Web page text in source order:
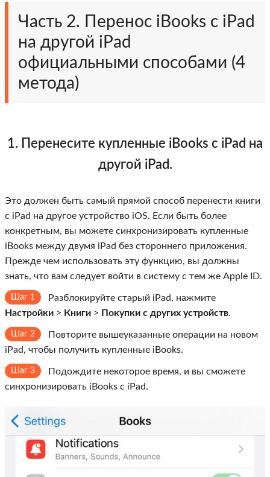
Часть 2. Перенос iBooks с iPad
на другой iPad
официальными способами (4
метода)
1. Перенесите купленные iBooks с iPad на
другой iPad.
Это должен быть самый прямой способ перенести книги
с iPad на другое устройство iOS. Если быть более
конкретным, вы можете синхронизировать купленные
iBooks между двумя iPad без стороннего приложения.
Прежде чем использовать эту функцию, вы должны
знать, что вам следует войти в систему с тем же Apple ID.
Шаг 1
Разблокируйте старый iPad, нажмите
Настройки > Книги > Покупки с других устройств.
Шаг 2
Повторите вышеуказанные операции на новом
iPad, чтобы получить купленные iBooks.
Шаг 3
Подождите некоторое время, и вы сможете
синхронизировать iBooks с iPad.